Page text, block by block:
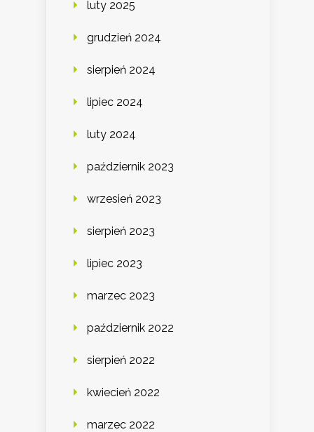
luty 2025
grudzień 2024
sierpień 2024
lipiec 2024
luty 2024
październik 2023
wrzesień 2023
sierpień 2023
lipiec 2023
marzec 2023
październik 2022
sierpień 2022
kwiecień 2022
marzec 2022